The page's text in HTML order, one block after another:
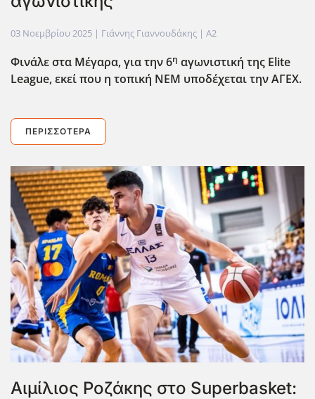
03 Νοεμβρίου 2025 | Γιάννης Γιαννουδάκης | A2
Φινάλε στα Μέγαρα, για την 6η αγωνιστική της Elite
League, εκεί που η τοπική ΝΕΜ υποδέχεται την ΑΓΕΧ.
ΠΕΡΙΣΣΌΤΕΡΑ
Αιμίλιος Ροζάκης στο Superbasket: